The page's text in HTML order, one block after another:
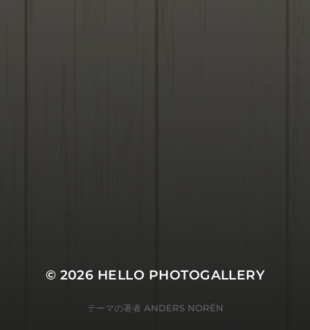
© 2026 HELLO PHOTOGALLERY
テーマの著者 ANDERS NORÉN